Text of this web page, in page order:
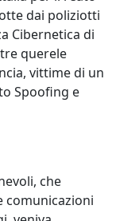
dai poliziotti
Cibernetica di
querele
vittime di un
Spoofing e
che
comunicazioni